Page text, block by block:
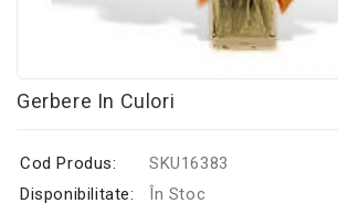
Gerbere In Culori
Cod Produs:
SKU16383
Disponibilitate:
În Stoc